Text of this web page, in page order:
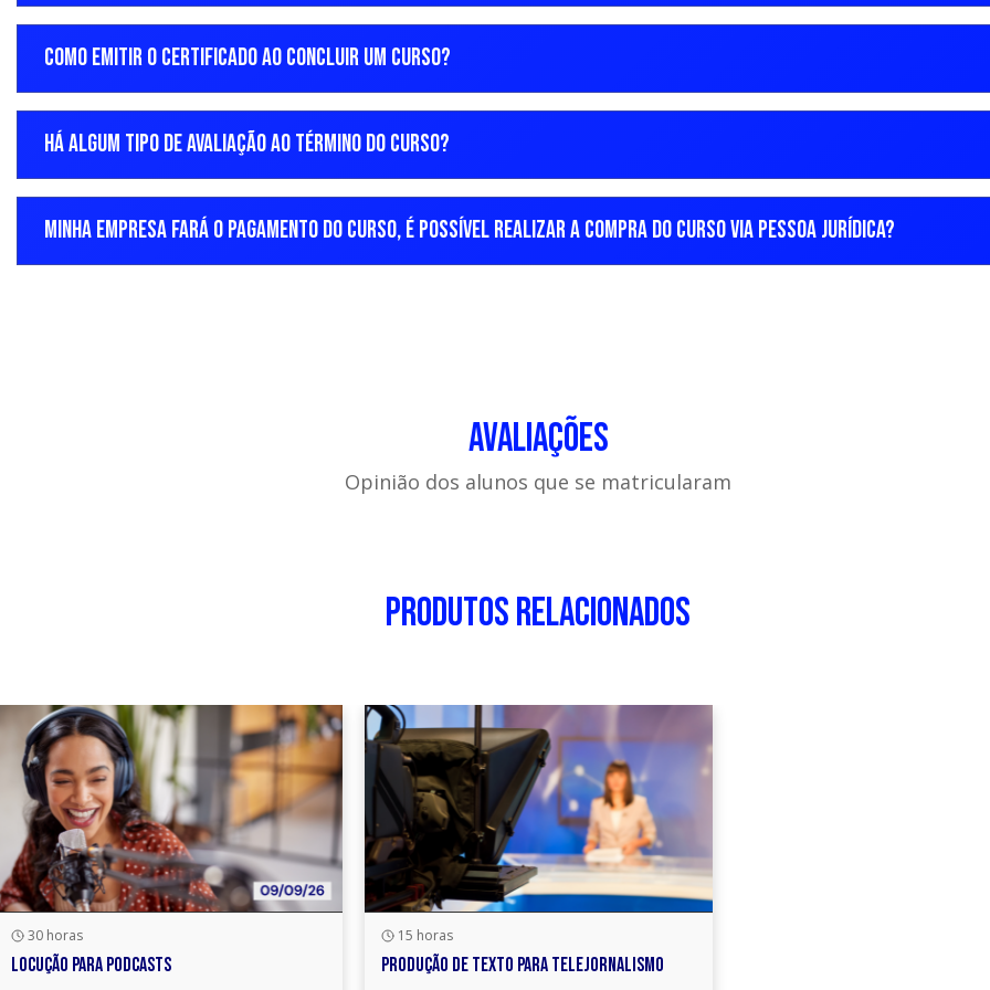
COMO EMITIR O CERTIFICADO AO CONCLUIR UM CURSO?
HÁ ALGUM TIPO DE AVALIAÇÃO AO TÉRMINO DO CURSO?
MINHA EMPRESA FARÁ O PAGAMENTO DO CURSO, É POSSÍVEL REALIZAR A COMPRA DO CURSO VIA PESSOA JURÍDICA?
AVALIAÇÕES
Opinião dos alunos que se matricularam
PRODUTOS RELACIONADOS
30 horas
LOCUÇÃO PARA PODCASTS
15 horas
PRODUÇÃO DE TEXTO PARA TELEJORNALISMO